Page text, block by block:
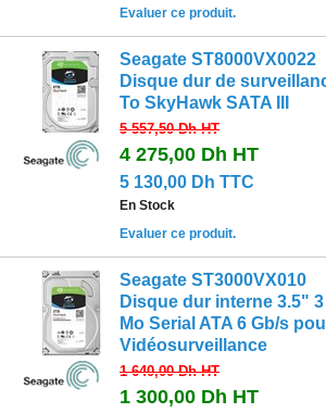
Evaluer ce produit.
Seagate ST8000VX0022
Disque dur de
To SkyHawk SATA III
5 557,50 DhHT
4 275,00 Dh HT
5 130,00 Dh TTC
En Stock
Evaluer ce produit.
Seagate ST3000VX010
Disque dur interne 3.5" 3
Mo Serial ATA 6 Gb/s
Vidéosurveillance
1 640,00 DhHT
1 300,00 Dh HT